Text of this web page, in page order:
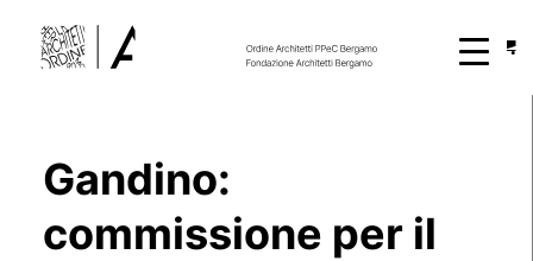
Gandino:
commissione per il